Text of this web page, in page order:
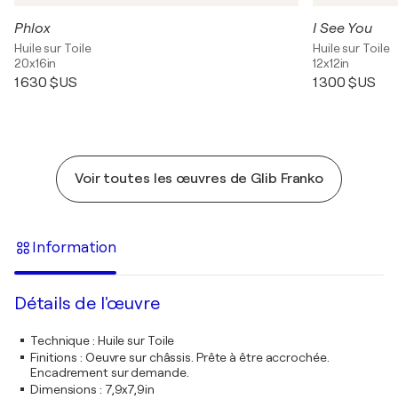
Phlox
Huile sur Toile
20x16in
1 630 $US
I See You
Huile sur Toile
12x12in
1 300 $US
Voir toutes les œuvres de Glib Franko
Information
Détails de l'œuvre
Technique: Huile sur Toile
Finitions : Oeuvre sur châssis. Prête à être accrochée.
Encadrement sur demande.
Dimensions : 7,9x7,9in